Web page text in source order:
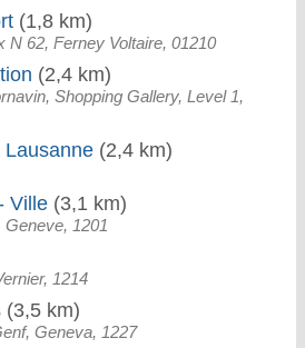
(1,8 km)
N 62, Ferney Voltaire, 01210
(2,4 km)
Shopping Gallery, Level 1,
Lausanne (2,4 km)
Ville (3,1 km)
1201
1214
(3,5 km)
Geneva, 1227